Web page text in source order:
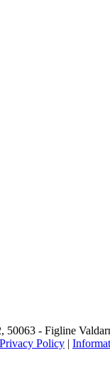
50063 - Figline
Privacy Policy |